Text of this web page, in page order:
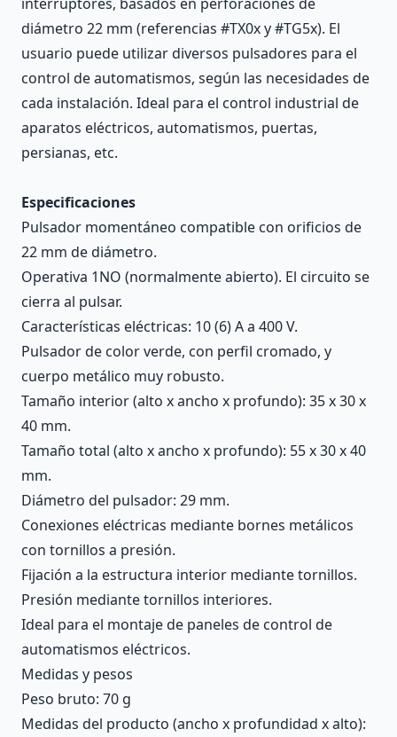
diámetro 22 mm (referencias #TX0x y #TG5x). El
usuario puede utilizar diversos pulsadores para el
control de automatismos, según las necesidades de
cada instalación. Ideal para el control industrial de
aparatos eléctricos, automatismos, puertas,
persianas, etc.
Especificaciones
Pulsador momentáneo compatible con orificios de
22 mm de diámetro.
Operativa 1NO (normalmente abierto). El circuito se
cierra al pulsar.
Características eléctricas: 10 (6) A a 400 V.
Pulsador de color verde, con perfil cromado, y
cuerpo metálico muy robusto.
Tamaño interior (alto x ancho x profundo): 35 x 30 x
40 mm.
Tamaño total (alto x ancho x profundo): 55 x 30 x 40
mm.
Diámetro del pulsador: 29 mm.
Conexiones eléctricas mediante bornes metálicos
con tornillos a presión.
Fijación a la estructura interior mediante tornillos.
Presión mediante tornillos interiores.
Ideal para el montaje de paneles de control de
automatismos eléctricos.
Medidas y pesos
Peso bruto: 70 g
Medidas del producto (ancho x profundidad x alto):